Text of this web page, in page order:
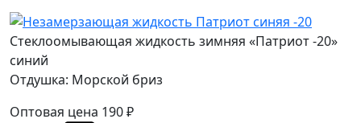
Стеклоомывающая жидкость зимняя «Патриот -20»
синий
Отдушка: Морской бриз
Оптовая цена 190₽